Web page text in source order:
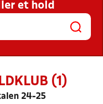
KLUBBER OG
et hold
(1)
24-25